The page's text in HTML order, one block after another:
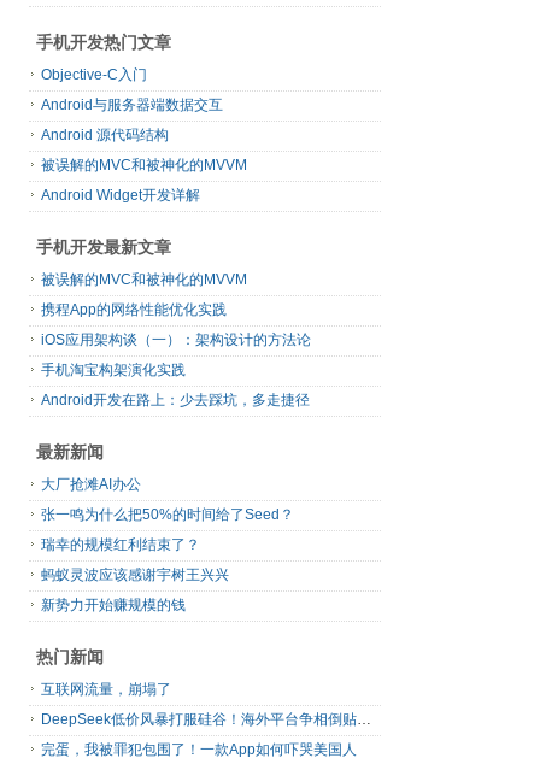
手机开发热门文章
Objective-C入门
Android与服务器端数据交互
Android 源代码结构
被误解的MVC和被神化的MVVM
Android Widget开发详解
手机开发最新文章
被误解的MVC和被神化的MVVM
携程App的网络性能优化实践
iOS应用架构谈（一）：架构设计的方法论
手机淘宝构架演化实践
Android开发在路上：少去踩坑，多走捷径
最新新闻
大厂抢滩AI办公
张一鸣为什么把50%的时间给了Seed？
瑞幸的规模红利结束了？
蚂蚁灵波应该感谢宇树王兴兴
新势力开始赚规模的钱
热门新闻
互联网流量，崩塌了
DeepSeek低价风暴打服硅谷！海外平台争相倒贴V4 Flash
完蛋，我被罪犯包围了！一款App如何吓哭美国人